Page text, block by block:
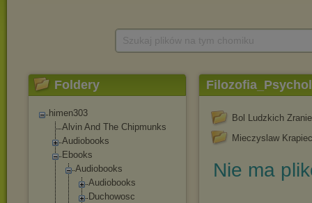
Foldery
himen303
Alvin And The Chipmunks
Audiobooks
Ebooks
Audiobooks
Audiobooks
Duchowosc
Bol Ludzkich
Mieczyslaw Krapiec
Nie ma